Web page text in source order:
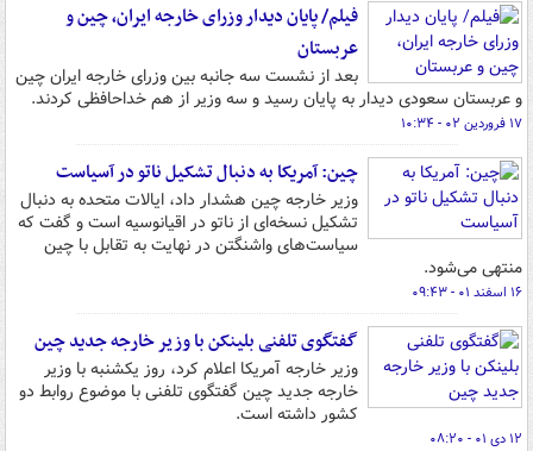
فیلم/ پایان دیدار وزرای خارجه ایران، چین و
عربستان
بعد از نشست سه جانبه بین وزرای خارجه ایران چین
و عربستان سعودی دیدار به پایان رسید و سه وزیر از هم خداحافظی کردند.
۱۷ فروردین ۰۲ - ۱۰:۳۴
چین: آمریکا به دنبال تشکیل ناتو در آسیاست
وزیر خارجه چین هشدار داد، ایالات متحده به دنبال
تشکیل نسخه‌ای از ناتو در اقیانوسیه است و گفت که
سیاست‌های واشنگتن در نهایت به تقابل با چین
منتهی می‌شود.
۱۶ اسفند ۰۱ - ۰۹:۴۳
گفتگوی تلفنی بلینکن با وزیر خارجه جدید چین
وزیر خارجه آمریکا اعلام کرد، روز یکشنبه با وزیر
خارجه جدید چین گفتگوی تلفنی با موضوع روابط دو
کشور داشته است.
۱۲ دی ۰۱ - ۰۸:۲۰